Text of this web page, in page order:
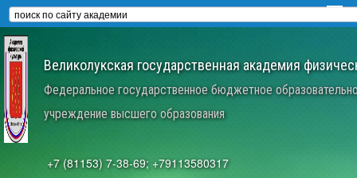
Великолукская государственная академия
Федеральное государственное бюджетное
учреждение высшего образования
+7 (81153) 7-38-69; +79113580317